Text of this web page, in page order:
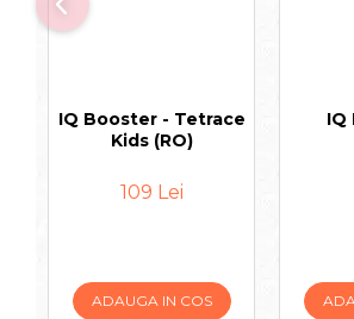
IQ Booster - Tetrace
Kids (RO)
109 Lei
ADAUGA IN COS
IQ